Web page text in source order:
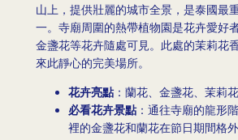
山上，提供壯麗的城市全景，是泰國最
一。寺廟周圍的熱帶植物園是花卉愛好
金盞花等花卉隨處可見。此處的茉莉花
來此靜心的完美場所。
花卉亮點：蘭花、金盞花、茉莉花
必看花卉景點：通往寺廟的龍形
裡的金盞花和蘭花在節日期間格外